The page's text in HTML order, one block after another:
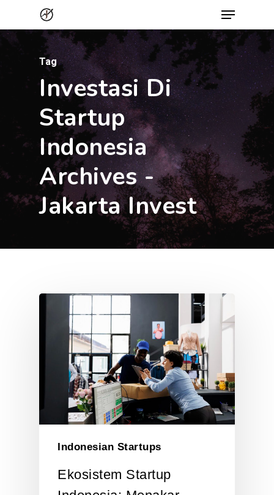
to
Menu
Tag
Investasi Di
Startup
Indonesia
Archives -
Jakarta Invest
Indonesian Startups
Ekosistem Startup
Close
Menu